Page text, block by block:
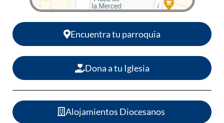
Encuentra tu parroquia
Dona a tu Iglesia
Alojamientos Diocesanos